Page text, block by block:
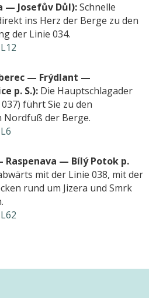
— Josefův Důl):Schnelle
ins Herz der Berge zu den
der Linie 034.
— Frýdlant —
p. S.): Die Hauptschlagader
führt Sie zu den
Nordfuß der Berge.
Raspenava — Bílý Potok p.
mit der Linie 038, mit der
rund um Jizera und Smrk